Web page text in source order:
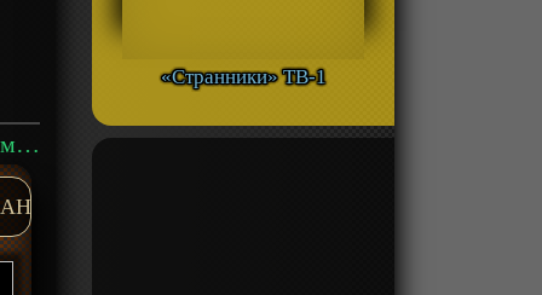
Аниме «Гениальный целитель, который исцелял в одно мгновение, но был изгнан как бесполезный, теперь наслаждается жизнью в качестве тёмного целителя» ТВ-1 смотреть онлайн
AH
«Странники» ТВ-1